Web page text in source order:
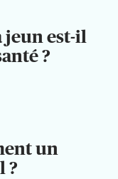
jeun est-il
?
un
?